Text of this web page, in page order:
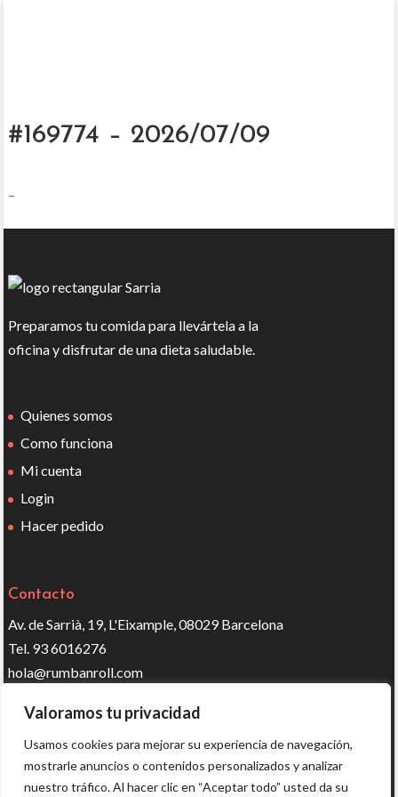
Valoramos tu privacidad
Usamos cookies para mejorar su experiencia de navegación,
mostrarle anuncios o contenidos personalizados y analizar
nuestro tráfico. Al hacer clic en “Aceptar todo” usted da su
#169774 – 2026/07/09
–
Preparamos tu comida para llevártela a la
oficina y disfrutar de una dieta saludable.
Quienes somos
Como funciona
Mi cuenta
Login
Hacer pedido
Contacto
Av. de Sarrià, 19, L'Eixample, 08029 Barcelona
Tel. 93 6016276
hola@rumbanroll.com
Síguenos en redes